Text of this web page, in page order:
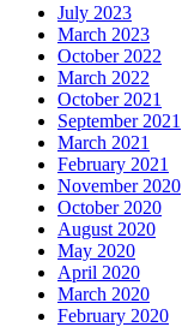
July 2023
March 2023
October 2022
March 2022
October 2021
September 2021
March 2021
February 2021
November 2020
October 2020
August 2020
May 2020
April 2020
March 2020
February 2020